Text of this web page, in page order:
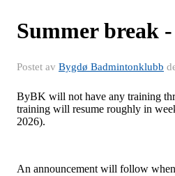
Summer break
Postet av Bygdø Badmintonklubb
ByBK will not have any training
training will resume roughly in
2026).
An announcement will follow